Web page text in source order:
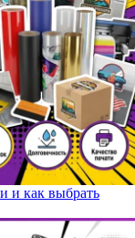
и как выбрать